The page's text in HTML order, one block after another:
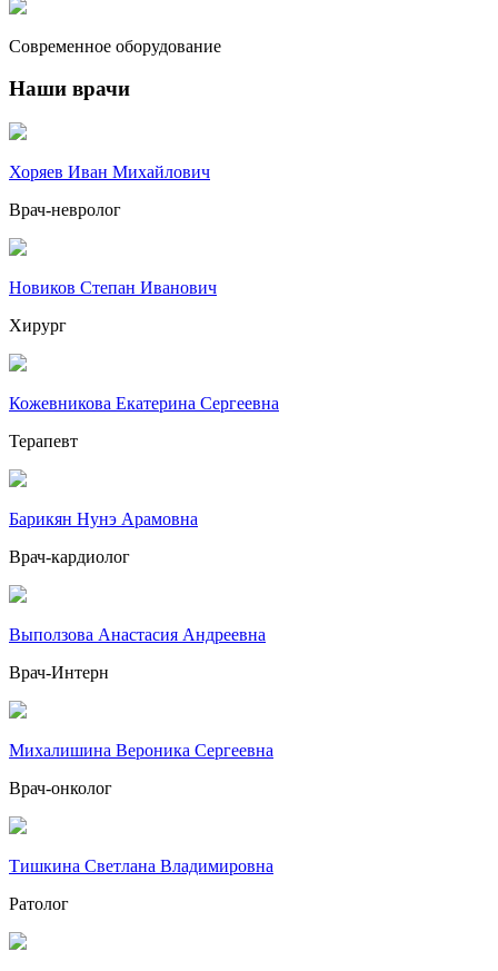
Современное оборудование
Наши врачи
Хоряев Иван Михайлович
Врач-невролог
Новиков Степан Иванович
Хирург
Кожевникова Екатерина Сергеевна
Терапевт
Барикян Нунэ Арамовна
Врач-кардиолог
Выползова Анастасия Андреевна
Врач-Интерн
Михалишина Вероника Сергеевна
Врач-онколог
Тишкина Светлана Владимировна
Ратолог